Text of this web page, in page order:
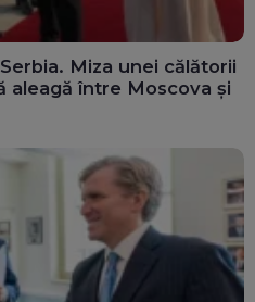
Miza unei călătorii
aleagă între Moscova și